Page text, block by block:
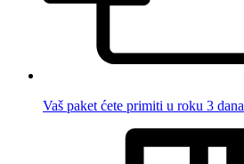
Vaš paket ćete primiti u roku 3 dana